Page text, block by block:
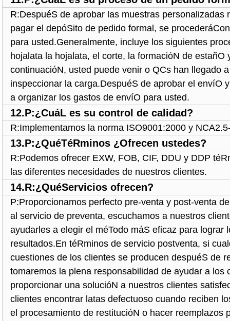
R:DespuéS de aprobar las muestras personalizadas
pagar el depóSito de pedido formal, se
para usted.Generalmente, incluye los siguientes
hojalata la hojalata, el corte, la formacióN de estañO
continuacióN, usted puede venir o QCs han llegado
inspeccionar la carga.DespuéS de aprobar el envíO
a organizar los gastos de envíO para usted.
12.P:¿CuáL es su control de calidad?
R:Implementamos la norma ISO9001:2000 y
13.P:¿QuéTéRminos ¿Ofrecen ustedes?
R:Podemos ofrecer EXW, FOB, CIF, DDU y DDP
las diferentes necesidades de nuestros clientes.
14.R:¿QuéServicios ofrecen?
P:Proporcionamos perfecto pre-venta y post-venta
al servicio de preventa, escuchamos a nuestros
ayudarles a elegir el méTodo máS eficaz para lograr
resultados.En téRminos de servicio postventa, si
cuestiones de los clientes se producen despuéS de
tomaremos la plena responsabilidad de ayudar a los
proporcionar una solucióN a nuestros clientes
clientes encontrar latas defectuoso cuando reciben
el procesamiento de restitucióN o hacer reemplazos